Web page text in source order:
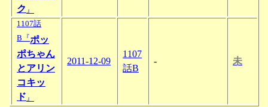
ク 』
1107話
B『ポッ
ポちゃん
とアリン
コキッ
ド 』
2011-12-09
1107
話B
- 未